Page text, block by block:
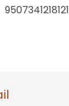
9507341218121